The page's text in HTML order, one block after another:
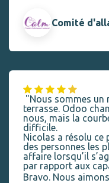
Comité
"Nous sommes un
terrasse. Odoo
nous, mais la
difficile.
Nicolas a résolu ce
des personnes les
affaire lorsqu’il
par rapport aux
Bravo. Nous